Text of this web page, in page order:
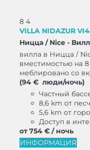
8 4
VILLA NIDAZUR
Ницца / Nice -
вилла в Ницца /
вместимостью на
меблировано со
(94 € люди/ночь)
Частный
8,6 km от
5,6 km от
Доступ в
от 754 € / ночь
ИНФОРМАЦИЯ